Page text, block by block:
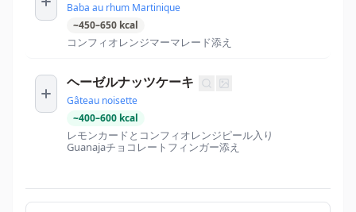
Baba au rhum Martinique
~450–650 kcal
コンフィオレンジマーマレード添え
ヘーゼルナッツケーキ
Gâteau noisette
~400–600 kcal
レモンカードとコンフィオレンジピール入り
Guanajaチョコレートフィンガー添え